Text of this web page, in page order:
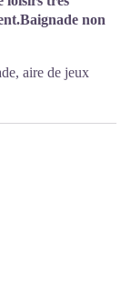
non
aire de jeux